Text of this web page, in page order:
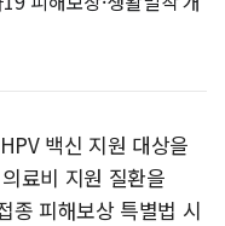
백신 지원 대상을
료비 지원 질환을
종 피해보상 특별법 시